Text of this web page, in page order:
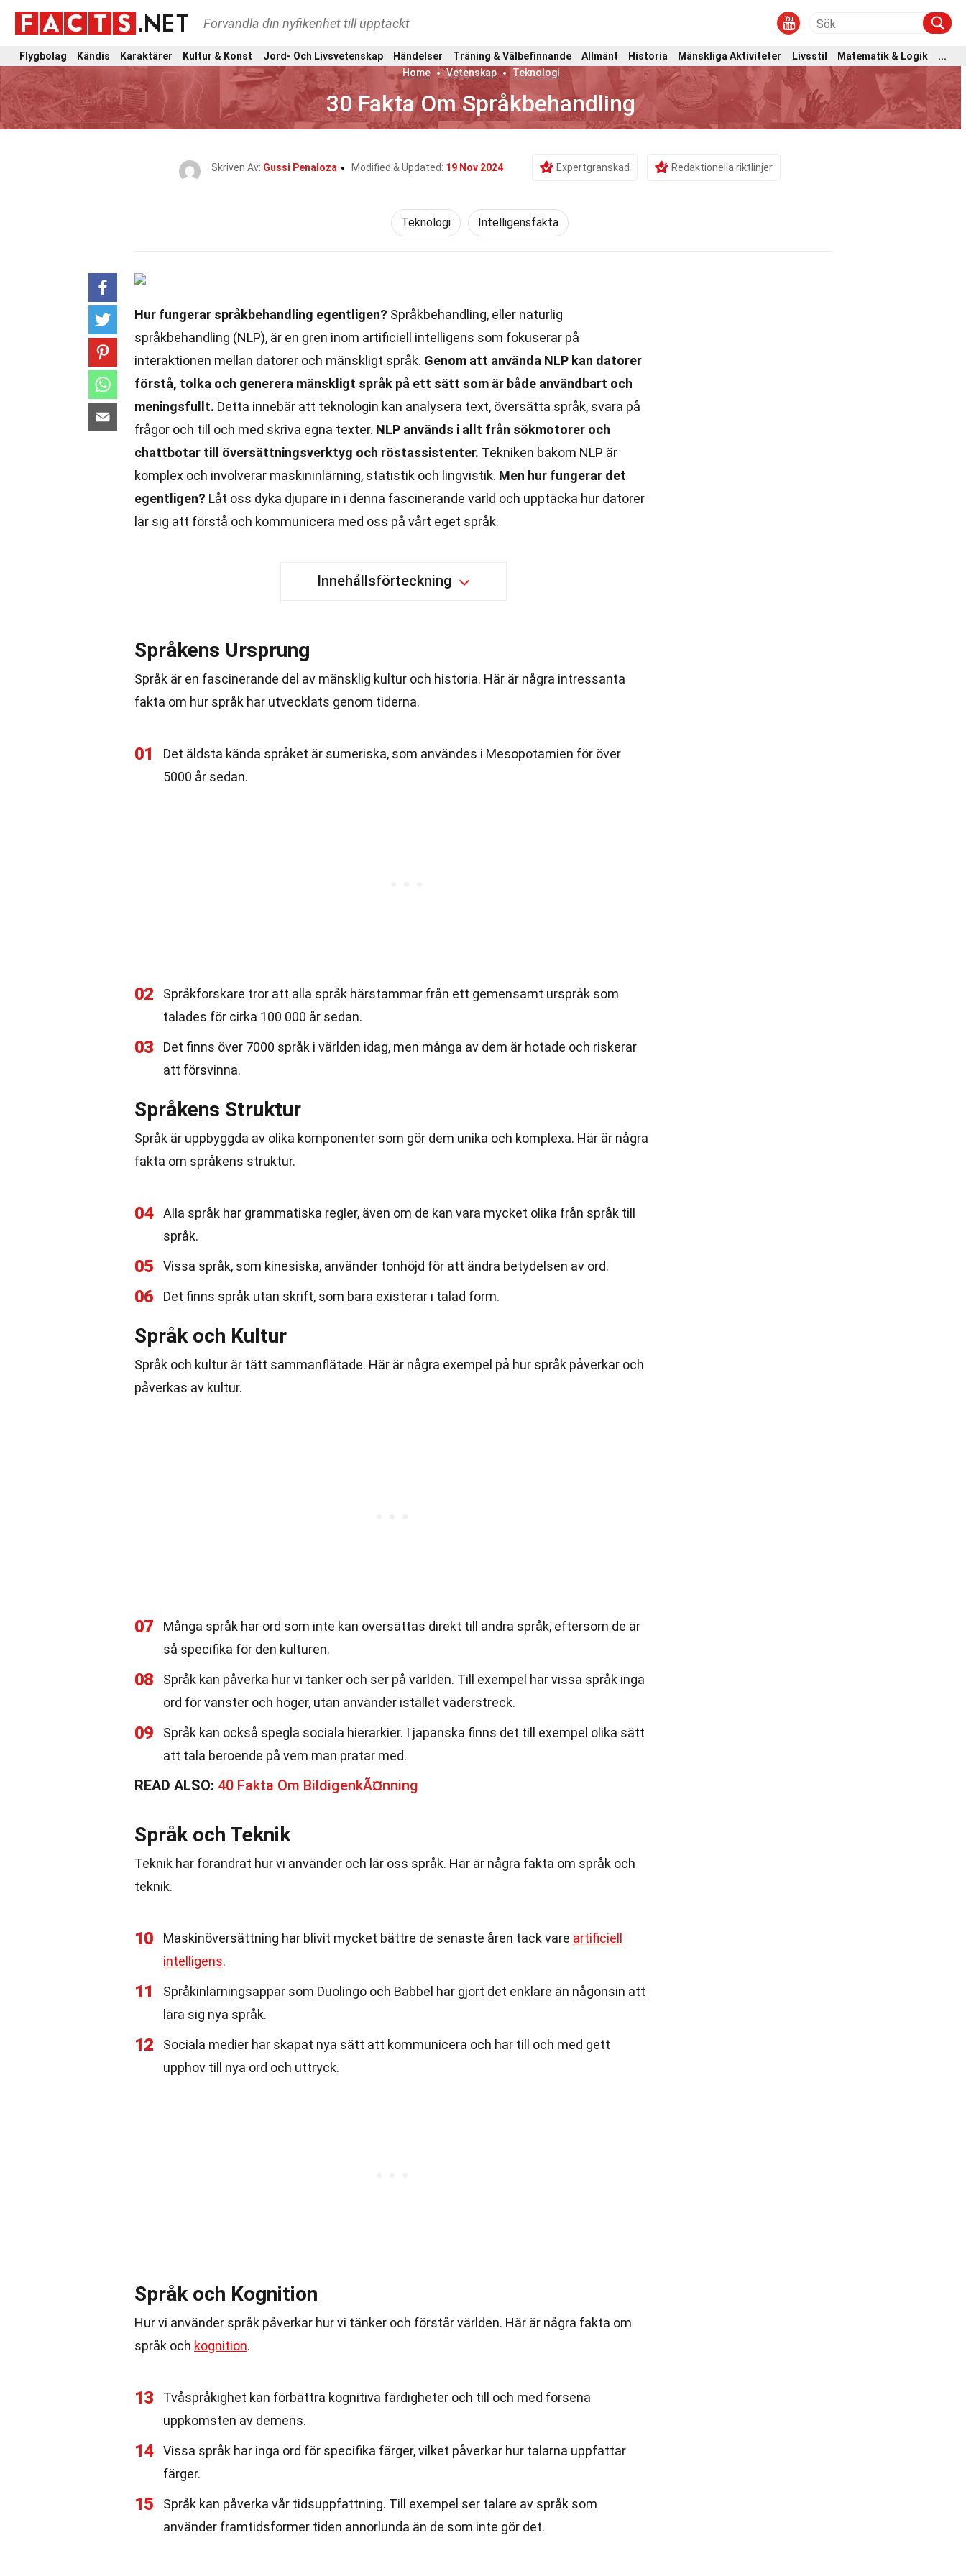
Förvandla din nyfikenhet till upptäckt
Flygbolag Kändis Karaktärer Kultur & Konst Jord- Och Livsvetenskap Händelser Träning & Välbefinnande Allmänt Historia Mänskliga Aktiviteter Livsstil Matematik & Logik
...
Home
Vetenskap Teknologi
30 Fakta Om Språkbehandling
Skriven Av: Gussi Penaloza Modified & Updated: 19 Nov 2024 Expertgranskad Redaktionella riktlinjer
Teknologi Intelligensfakta
Hur fungerar språkbehandling egentligen? Språkbehandling, eller naturlig
språkbehandling (NLP), är en gren inom artificiell intelligens som fokuserar på
interaktionen mellan datorer och mänskligt språk. Genom att använda NLP kan datorer
förstå, tolka och generera mänskligt språk på ett sätt som är både användbart och
meningsfullt. Detta innebär att teknologin kan analysera text, översätta språk, svara på
frågor och till och med skriva egna texter. NLP används i allt från sökmotorer och
chattbotar till översättningsverktyg och röstassistenter. Tekniken bakom NLP är
komplex och involverar maskininlärning, statistik och lingvistik. Men hur fungerar det
egentligen? Låt oss dyka djupare in i denna fascinerande värld och upptäcka hur datorer
lär sig att förstå och kommunicera med oss på vårt eget språk.
Innehållsförteckning
Språkens Ursprung
Språk är en fascinerande del av mänsklig kultur och historia. Här är några intressanta
fakta om hur språk har utvecklats genom tiderna.
01
Det äldsta kända språket är sumeriska, som användes i Mesopotamien för över
5000 år sedan.
02
Språkforskare tror att alla språk härstammar från ett gemensamt urspråk som
talades för cirka 100 000 år sedan.
03
Det finns över 7000 språk i världen idag, men många av dem är hotade och riskerar
att försvinna.
Språkens Struktur
Språk är uppbyggda av olika komponenter som gör dem unika och komplexa. Här är några
fakta om språkens struktur.
04
Alla språk har grammatiska regler, även om de kan vara mycket olika från språk till
språk.
05 Vissa språk, som kinesiska, använder tonhöjd för att ändra betydelsen av ord.
06 Det finns språk utan skrift, som bara existerar i talad form.
Språk och Kultur
Språk och kultur är tätt sammanflätade. Här är några exempel på hur språk påverkar och
påverkas av kultur.
07
Många språk har ord som inte kan översättas direkt till andra språk, eftersom de är
så specifika för den kulturen.
08
Språk kan påverka hur vi tänker och ser på världen. Till exempel har vissa språk inga
ord för vänster och höger, utan använder istället väderstreck.
09
Språk kan också spegla sociala hierarkier. I japanska finns det till exempel olika sätt
att tala beroende på vem man pratar med.
READ ALSO: 40 Fakta Om BildigenkÃ¤nning
Språk och Teknik
Teknik har förändrat hur vi använder och lär oss språk. Här är några fakta om språk och
teknik.
10 Maskinöversättning har blivit mycket bättre de senaste åren tack vare artificiell
intelligens.
11
Språkinlärningsappar som Duolingo och Babbel har gjort det enklare än någonsin att
lära sig nya språk.
12
Sociala medier har skapat nya sätt att kommunicera och har till och med gett
upphov till nya ord och uttryck.
Språk och Kognition
Hur vi använder språk påverkar hur vi tänker och förstår världen. Här är några fakta om
språk och kognition.
13
Tvåspråkighet kan förbättra kognitiva färdigheter och till och med försena
uppkomsten av demens.
14
Vissa språk har inga ord för specifika färger, vilket påverkar hur talarna uppfattar
färger.
15
Språk kan påverka vår tidsuppfattning. Till exempel ser talare av språk som
använder framtidsformer tiden annorlunda än de som inte gör det.